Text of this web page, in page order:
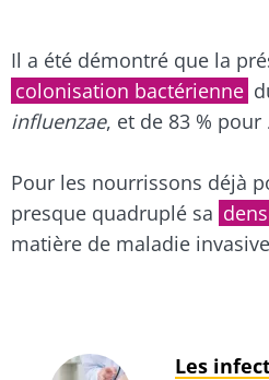
Il a été démontré que la
colonisation bactérienne
influenzae, et de 83 % pour
Pour les nourrissons déjà
presque quadruplé sa
matière de maladie
Les
Vous êtes sur
Être
Rester
Essential"
Je
J’ai lu et
Microbiota
* Champs
BMI 20-35